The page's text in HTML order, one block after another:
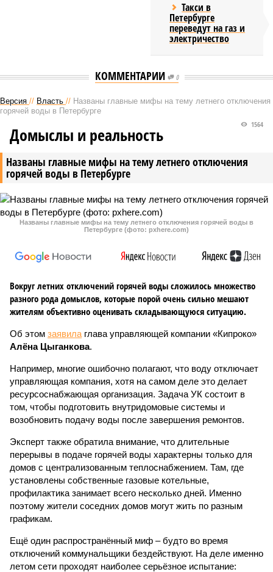
Такси в
Петербурге
переведут на газ и
электричество
КОММЕНТАРИИ 0
Версия // Власть // Названы главные мифы на тему летнего отключения
горячей воды в Петербурге
Названы главные мифы на тему летнего отключения
горячей воды в Петербурге
1564
Домыслы и реальность
Названы главные мифы на тему летнего отключения горячей воды в
Петербурге (фото: pxhere.com)
Вокруг летних отключений горячей воды сложилось множество
разного рода домыслов, которые порой очень сильно мешают
жителям объективно оценивать складывающуюся ситуацию.
Об этом заявила глава управляющей компании «Кипроко»
Алёна Цыганкова.
Например, многие ошибочно полагают, что воду отключает
управляющая компания, хотя на самом деле это делает
ресурсоснабжающая организация. Задача УК состоит в
том, чтобы подготовить внутридомовые системы и
возобновить подачу воды после завершения ремонтов.
Эксперт также обратила внимание, что длительные
перерывы в подаче горячей воды характерны только для
домов с централизованным теплоснабжением. Там, где
установлены собственные газовые котельные,
профилактика занимает всего несколько дней. Именно
поэтому жители соседних домов могут жить по разным
графикам.
Ещё один распространённый миф – будто во время
отключений коммунальщики бездействуют. На деле именно
летом сети проходят наиболее серьёзное испытание: